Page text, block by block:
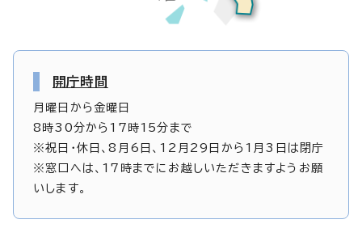
開庁時間
月曜日から金曜日
8時30分から17時15分まで
※祝日・休日、8月6日、12月29日から1月3日は閉庁
※窓口へは、17時までにお越しいただきますようお願
いします。